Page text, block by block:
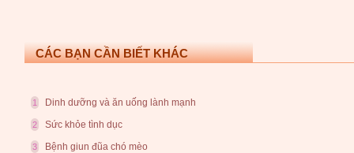
CÁC BẠN CẦN BIẾT KHÁC
1 Dinh dưỡng và ăn uống lành mạnh
2 Sức khỏe tình dục
3 Bệnh giun đũa chó mèo